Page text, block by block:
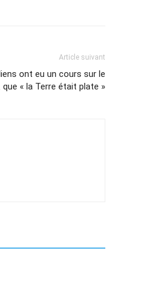
Article suivant
ont eu un cours sur le
« la Terre était plate »